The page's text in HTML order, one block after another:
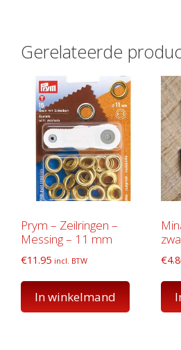
Gerelateerde
Prym – Zeilringen –
Messing – 11 mm
€11.95 incl. BTW
In winkelmand
€